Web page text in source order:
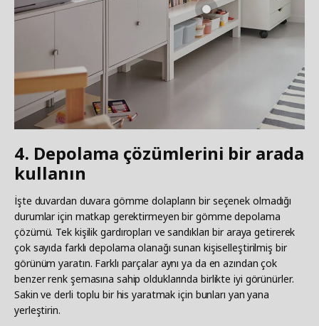
4. Depolama çözümlerini bir arada
kullanın
İşte duvardan duvara gömme dolapların bir seçenek olmadığı
durumlar için matkap gerektirmeyen bir gömme depolama
çözümü. Tek kişilik gardıropları ve sandıkları bir araya getirerek
çok sayıda farklı depolama olanağı sunan kişiselleştirilmiş bir
görünüm yaratın. Farklı parçalar aynı ya da en azından çok
benzer renk şemasına sahip olduklarında birlikte iyi görünürler.
Sakin ve derli toplu bir his yaratmak için bunları yan yana
yerleştirin.